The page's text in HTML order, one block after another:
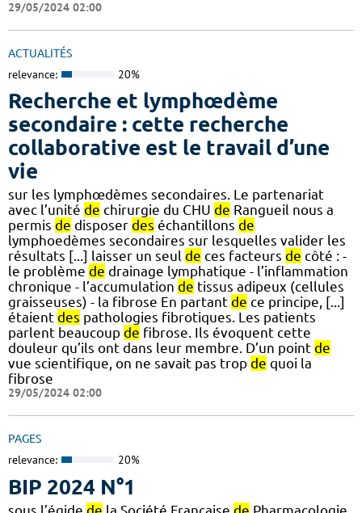
29/05/2024 02:00
ACTUALITÉS
relevance: 20%
Recherche et lymphœdème
secondaire : cette recherche
collaborative est le travail d’une
vie
sur les lymphœdèmes secondaires. Le partenariat
avec l’unité de chirurgie du CHU de Rangueil nous a
permis de disposer des échantillons de
lymphoedèmes secondaires sur lesquelles valider les
résultats [...] laisser un seul de ces facteurs de côté : -
le problème de drainage lymphatique - l’inflammation
chronique - l’accumulation de tissus adipeux (cellules
graisseuses) - la fibrose En partant de ce principe, [...]
étaient des pathologies fibrotiques. Les patients
parlent beaucoup de fibrose. Ils évoquent cette
douleur qu’ils ont dans leur membre. D’un point de
vue scientifique, on ne savait pas trop de quoi la
fibrose
29/05/2024 02:00
PAGES
relevance: 20%
BIP 2024 N°1